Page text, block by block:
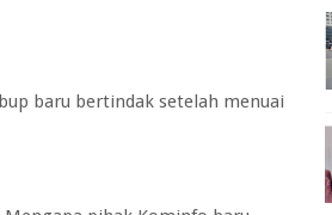
baru bertindak setelah menuai